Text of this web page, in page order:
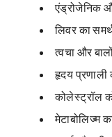
एंड्रोजेनिक
लिवर का
त्वचा और
हृदय प्रणाली
कोलेस्ट्रॉल
मेटाबोलिज्म